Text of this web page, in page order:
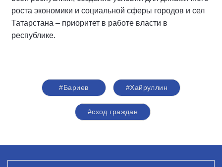
роста экономики и социальной сферы городов и сел
Татарстана – приоритет в работе власти в
республике.
#Бариев #Хайруллин
#сход граждан